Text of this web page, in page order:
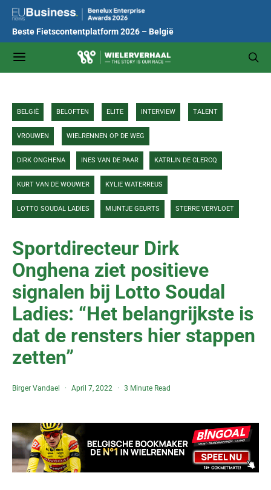
Beste Fietscontentplatform 2026 – België
BELGIË BELOFTEN ELITE INTERVIEW TALENT
VROUWEN WIELRENNEN OP DE WEG
DIRK ONGHENA INES VAN DE PAAR KATRIJN DE CLERCQ
KURT VAN DE WOUWER KYLIE WATERREUS
LOTTO SOUDAL LADIES MIJNTJE GEURTS STERRE VERVLOET
Sportdirecteur Dirk
Onghena ziet positieve
signalen bij Lotto Soudal
Ladies: “Het belangrijkste is
dat de rensters hier stappen
zetten”
Birger Vandael April 7, 2022 3 Minute Read